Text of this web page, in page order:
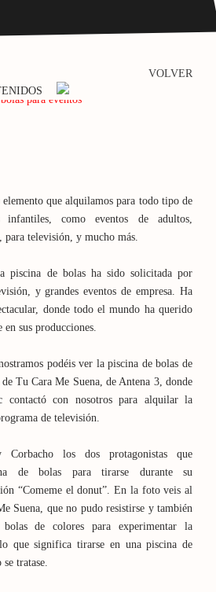
VOLVER
que alquilamos para todo tipo de
infantiles, como eventos de adultos,
para televisión, y mucho más.
piscina de bolas ha sido solicitada por
y grandes eventos de empresa. Ha
donde todo el mundo ha querido
sus producciones.
podéis ver la piscina de bolas de
Tu Cara Me Suena, de Antena 3, donde
contactó con nosotros para alquilar la
de televisión.
los dos protagonistas que
de bolas para tirarse durante su
“Comeme el donut”. En la foto veis al
Suena, que no pudo resistirse y también
de colores para experimentar la
que significa tirarse en una piscina de
tratase.